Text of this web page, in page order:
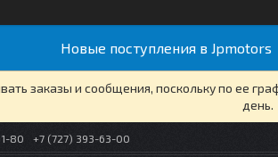
Новые поступления в Jpmotors
заказы и сообщения, поскольку по ее
день.
80 +7 (727) 393-63-00